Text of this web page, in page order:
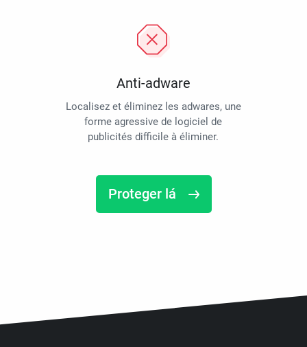
Anti-adware
Localisez et éliminez les adwares, une
forme agressive de logiciel de
publicités difficile à éliminer.
Proteger lá